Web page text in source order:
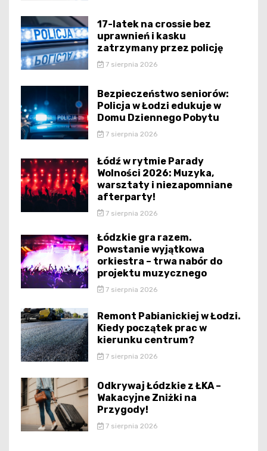
17-latek na crossie bez
uprawnień i kasku
zatrzymany przez policję
7 sierpnia 2026
Bezpieczeństwo seniorów:
Policja w Łodzi edukuje w
Domu Dziennego Pobytu
7 sierpnia 2026
Łódź w rytmie Parady
Wolności 2026: Muzyka,
warsztaty i niezapomniane
afterparty!
7 sierpnia 2026
Łódzkie gra razem.
Powstanie wyjątkowa
orkiestra – trwa nabór do
projektu muzycznego
7 sierpnia 2026
Remont Pabianickiej w Łodzi.
Kiedy początek prac w
kierunku centrum?
7 sierpnia 2026
Odkrywaj Łódzkie z ŁKA –
Wakacyjne Zniżki na
Przygody!
7 sierpnia 2026